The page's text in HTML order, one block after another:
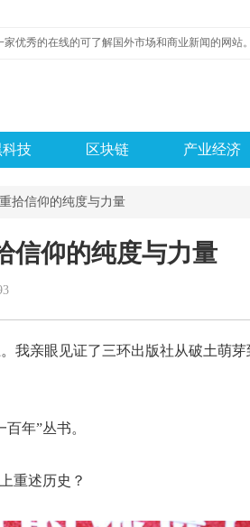
科技 区块链 产业经济
拾信仰的纯度与力量
信仰的纯度与力量
我亲眼见证了三环出版社从破土萌
年”丛书。
重述历史？